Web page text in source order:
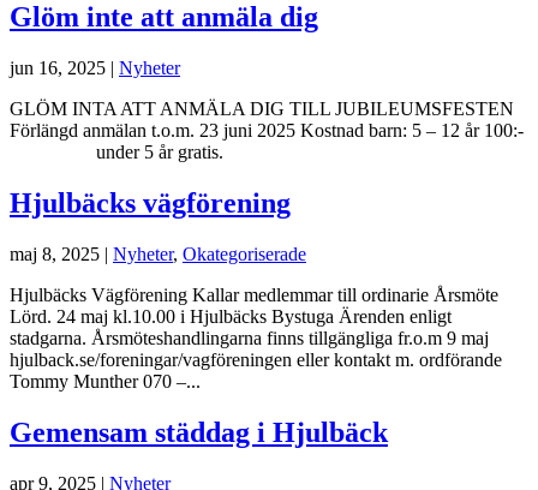
Glöm inte att anmäla dig
jun 16, 2025 | Nyheter
GLÖM INTA ATT ANMÄLA DIG TILL JUBILEUMSFESTEN
Förlängd anmälan t.o.m. 23 juni 2025 Kostnad barn: 5 – 12 år 100:-
under 5 år gratis.
Hjulbäcks vägförening
maj 8, 2025 | Nyheter, Okategoriserade
Hjulbäcks Vägförening Kallar medlemmar till ordinarie Årsmöte
Lörd. 24 maj kl.10.00 i Hjulbäcks Bystuga Ärenden enligt
stadgarna. Årsmöteshandlingarna finns tillgängliga fr.o.m 9 maj
hjulback.se/foreningar/vagföreningen eller kontakt m. ordförande
Tommy Munther 070 –...
Gemensam städdag i Hjulbäck
apr 9, 2025 | Nyheter